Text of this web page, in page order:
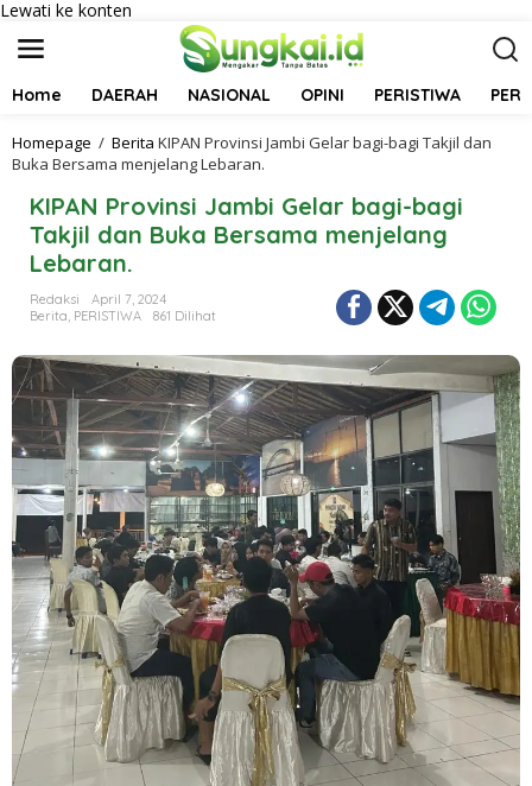
Lewati ke konten
Home DAERAH NASIONAL OPINI PERISTIWA
Homepage / Berita KIPAN Provinsi Jambi Gelar bagi-bagi Takjil dan
Buka Bersama menjelang Lebaran.
KIPAN Provinsi Jambi Gelar bagi-bagi
Takjil dan Buka Bersama menjelang
Lebaran.
Redaksi
April 7, 2024
Berita, PERISTIWA 861 Dilihat